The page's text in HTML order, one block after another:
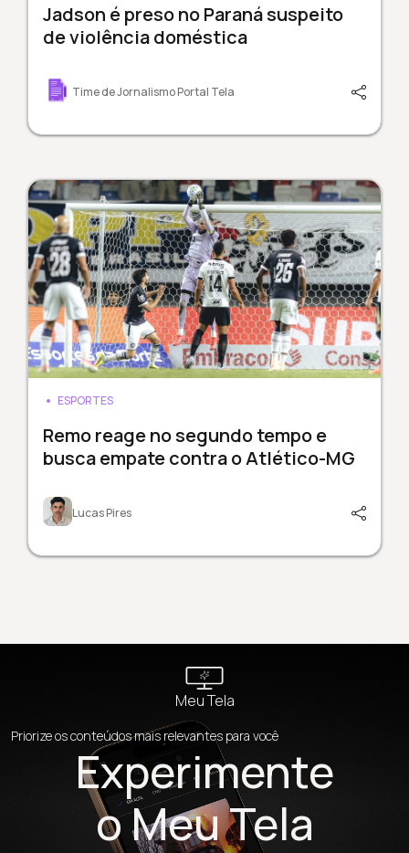
Jadson é preso no Paraná suspeito
de violência doméstica
Time de Jornalismo Portal Tela
ESPORTES
Remo reage no segundo tempo e
busca empate contra o Atlético-MG
Lucas Pires
Meu Tela
Priorize os conteúdos mais relevantes para você
Experimente
o Meu Tela